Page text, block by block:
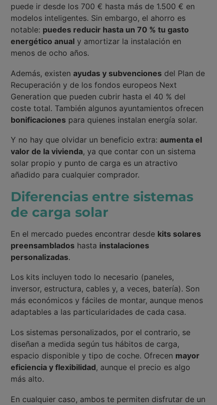
puede ir desde los 700 € hasta más de 1.500 € en
modelos inteligentes. Sin embargo, el ahorro es
notable: puedes reducir hasta un 70 % tu gasto
energético anual y amortizar la instalación en
menos de ocho años.
Además, existenayudas y subvenciones del Plan de
Recuperación y de los fondos europeos Next
Generation que pueden cubrir hasta el 40 % del
coste total. También algunos ayuntamientos ofrecen
bonificaciones para quienes instalan energía solar.
Y no hay que olvidar un beneficio extra:aumenta el
valor de la vivienda, ya que contar con un sistema
solar propio y punto de carga es un atractivo
añadido para cualquier comprador.
Diferencias entre sistemas
de carga solar
En el mercado puedes encontrar desde kits solares
preensamblados hasta instalaciones
personalizadas.
Los kits incluyen todo lo necesario (paneles,
inversor, estructura, cables y, a veces, batería). Son
más económicos y fáciles de montar, aunque menos
adaptables a las particularidades de cada casa.
Los sistemas personalizados, por el contrario, se
diseñan a medida según tus hábitos de carga,
espacio disponible y tipo de coche. Ofrecen mayor
eficiencia y flexibilidad, aunque el precio es algo
más alto.
En cualquier caso, ambos te permiten disfrutar de un